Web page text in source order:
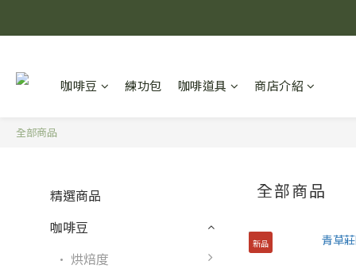
咖啡豆 練功包 咖啡道具 商店介紹
全部商品
精選商品
咖啡豆
· 烘焙度
全部商品
新品